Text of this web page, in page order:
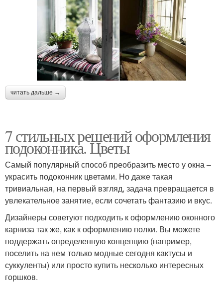
читать дальше →
7 стильных решений оформления
подоконника. Цветы
Самый популярный способ преобразить место у окна –
украсить подоконник цветами. Но даже такая
тривиальная, на первый взгляд, задача превращается в
увлекательное занятие, если сочетать фантазию и вкус.
Дизайнеры советуют подходить к оформлению оконного
карниза так же, как к оформлению полки. Вы можете
поддержать определенную концепцию (например,
поселить на нем только модные сегодня кактусы и
суккуленты) или просто купить несколько интересных
горшков.